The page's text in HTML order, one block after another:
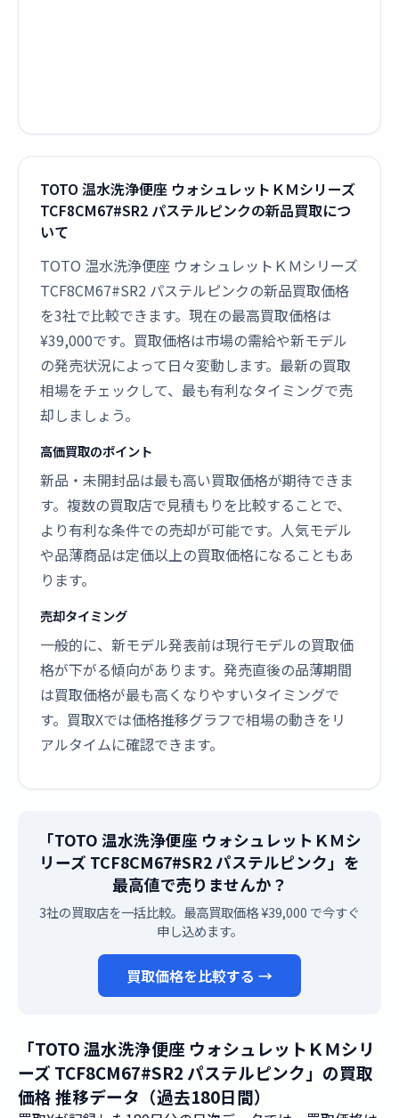
TOTO 温水洗浄便座 ウォシュレットＫＭシリーズ
TCF8CM67#SR2 パステルピンクの新品買取につ
いて
TOTO 温水洗浄便座 ウォシュレットＫＭシリーズ
TCF8CM67#SR2 パステルピンクの新品買取価格
を3社で比較できます。現在の最高買取価格は
¥39,000です。買取価格は市場の需給や新モデル
の発売状況によって日々変動します。最新の買取
相場をチェックして、最も有利なタイミングで売
却しましょう。
高価買取のポイント
新品・未開封品は最も高い買取価格が期待できま
す。複数の買取店で見積もりを比較することで、
より有利な条件での売却が可能です。人気モデル
や品薄商品は定価以上の買取価格になることもあ
ります。
売却タイミング
一般的に、新モデル発表前は現行モデルの買取価
格が下がる傾向があります。発売直後の品薄期間
は買取価格が最も高くなりやすいタイミングで
す。買取Xでは価格推移グラフで相場の動きをリ
アルタイムに確認できます。
「TOTO 温水洗浄便座 ウォシュレットＫＭシ
リーズ TCF8CM67#SR2 パステルピンク」を
最高値で売りませんか？
3社の買取店を一括比較。最高買取価格 ¥39,000 で今すぐ
申し込めます。
買取価格を比較する →
「TOTO 温水洗浄便座 ウォシュレットＫＭシリ
ーズ TCF8CM67#SR2 パステルピンク」の買取
価格 推移データ（過去180日間）